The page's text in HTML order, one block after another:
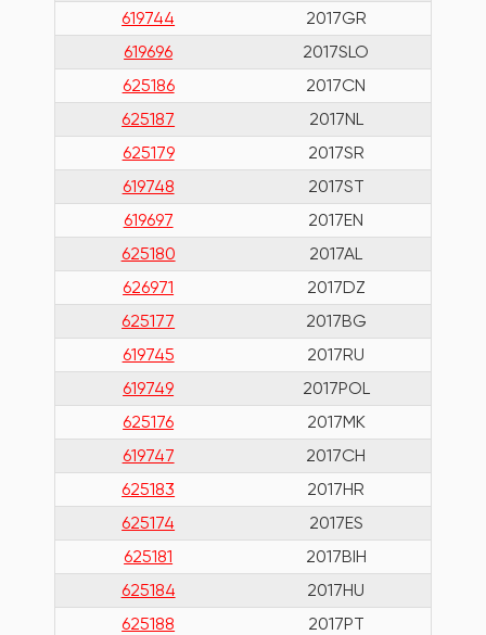
619744
2017GR
619696
2017SLO
625186
2017CN
625187
2017NL
625179
2017SR
619748
2017ST
619697
2017EN
625180
2017AL
626971
2017DZ
625177
2017BG
619745
2017RU
619749
2017POL
625176
2017MK
619747
2017CH
625183
2017HR
625174
2017ES
625181
2017BIH
625184
2017HU
625188
2017PT